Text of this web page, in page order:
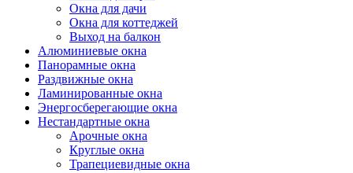
Окна для дачи
Окна для коттеджей
Выход на балкон
Алюминиевые окна
Панорамные окна
Раздвижные окна
Ламинированные окна
Энергосберегающие окна
Нестандартные окна
Арочные окна
Круглые окна
Трапециевидные окна